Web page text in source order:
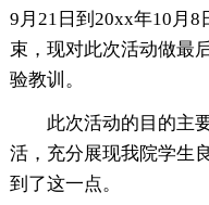
9月21日到20xx年10月
束，现对此次活动做最
验教训。
此次活动的目的主
活，充分展现我院学生
到了这一点。